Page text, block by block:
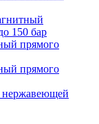
150 бар
прямого
прямого
нержавеющей